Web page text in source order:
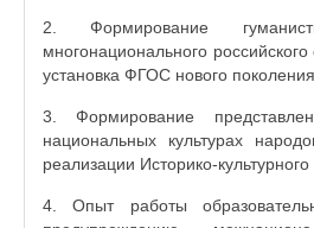
2. Формирование
многонационального
установка ФГОС нового поколения.
3. Формирование
национальных культурах
реализации Историко-культурного
4. Опыт работы